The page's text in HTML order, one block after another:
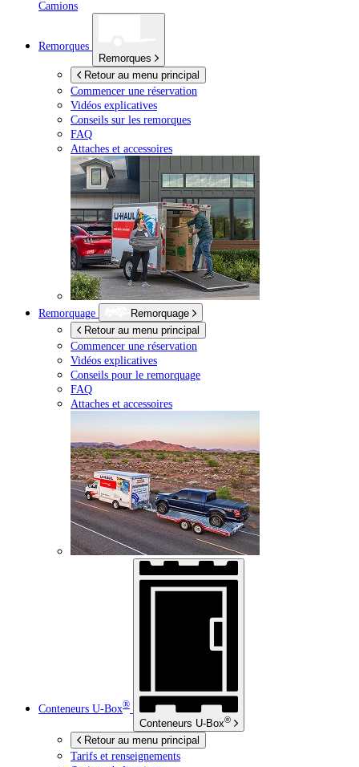
Camions
Remorques
Remorques
Retour au menu principal
Commencer une réservation
Vidéos explicatives
Conseils sur les remorques
FAQ
Attaches et accessoires
Remorquage
Remorquage
Retour au menu principal
Commencer une réservation
Vidéos explicatives
Conseils pour le remorquage
FAQ
Attaches et accessoires
Conteneurs U-Box®
Conteneurs U-Box®
Retour au menu principal
Tarifs et renseignements